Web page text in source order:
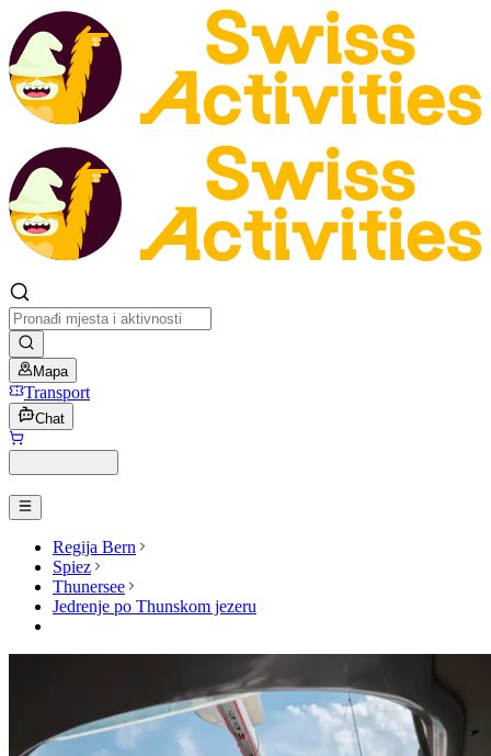
Mapa
Transport
Chat
Regija Bern
Spiez
Thunersee
Jedrenje po Thunskom jezeru